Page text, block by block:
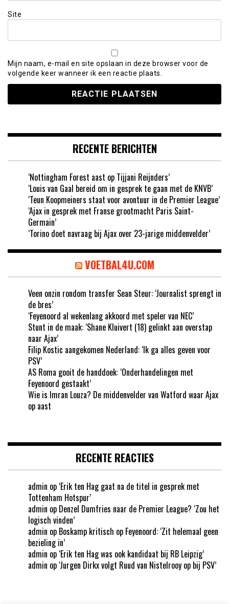
Site
Mijn naam, e-mail en site opslaan in deze browser voor de
volgende keer wanneer ik een reactie plaats.
RECENTE BERICHTEN
‘Nottingham Forest aast op Tijjani Reijnders’
‘Louis van Gaal bereid om in gesprek te gaan met de KNVB’
‘Teun Koopmeiners staat voor avontuur in de Premier League’
‘Ajax in gesprek met Franse grootmacht Paris Saint-
Germain’
‘Torino doet navraag bij Ajax over 23-jarige middenvelder’
VOETBAL4U.COM
Veen onzin rondom transfer Sean Steur: ‘Journalist sprengt in
de bres’
‘Feyenoord al wekenlang akkoord met speler van NEC’
Stunt in de maak: ‘Shane Kluivert (18) gelinkt aan overstap
naar Ajax’
Filip Kostic aangekomen Nederland: ‘Ik ga alles geven voor
PSV’
AS Roma gooit de handdoek: ‘Onderhandelingen met
Feyenoord gestaakt’
Wie is Imran Louza? De middenvelder van Watford waar Ajax
op aast
RECENTE REACTIES
admin op ‘Erik ten Hag gaat na de titel in gesprek met
Tottenham Hotspur’
admin op Denzel Dumfries naar de Premier League? ‘Zou het
logisch vinden’
admin op Boskamp kritisch op Feyenoord: ‘Zit helemaal geen
bezieling in’
admin op ‘Erik ten Hag was ook kandidaat bij RB Leipzig’
admin op ‘Jurgen Dirkx volgt Ruud van Nistelrooy op bij PSV’